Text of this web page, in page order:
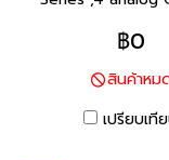
แรงดัน (0V ถึง
กระแส (0 mA ถึง
Product P/N:
แอลซี แบรนด์ เดลต้
฿0
สินค้าหม
เปรียบเที